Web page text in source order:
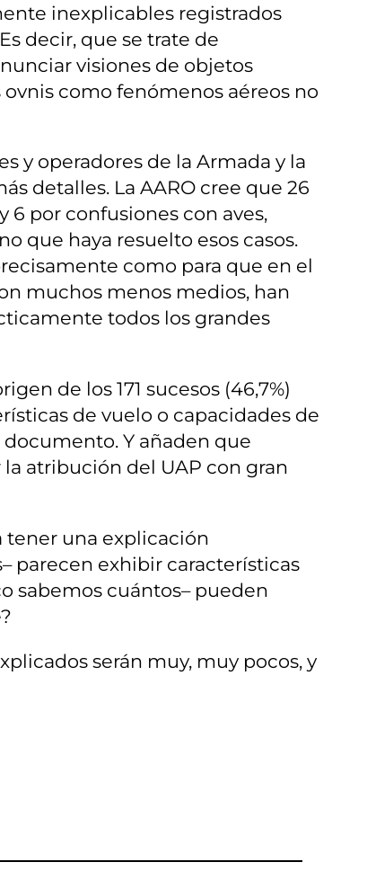
inexplicables registrados
decir, que se trate de
visiones de objetos
como fenómenos aéreos no
y operadores de la Armada y la
detalles. La AARO cree que 26
6 por confusiones con aves,
que haya resuelto esos casos.
como para que en el
muchos menos medios, han
todos los grandes
de los 171 sucesos (46,7%)
de vuelo o capacidades de
Y añaden que
atribución del UAP con gran
tener una explicación
parecen exhibir características
sabemos cuántos– pueden
serán muy, muy pocos, y